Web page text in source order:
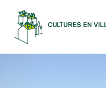
contenu